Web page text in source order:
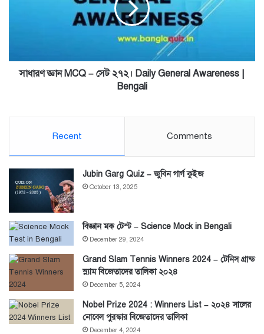
Awareness
সাধারণ জ্ঞান MCQ – সেট ২৭২। Daily General Awareness |
Bengali
Recent Comments
Jubin Garg Quiz – জুবিন গার্গ কুইজ
October 13, 2025
বিজ্ঞান মক টেস্ট – Science Mock in Bengali
December 29, 2024
Grand Slam Tennis Winners 2024 – টেনিস গ্রান্ড
স্ল্যাম বিজেতাদের তালিকা ২০২৪
December 5, 2024
Nobel Prize 2024 : Winners List – ২০২৪ সালের
নোবেল পুরস্কার বিজেতাদের তালিকা
December 4, 2024